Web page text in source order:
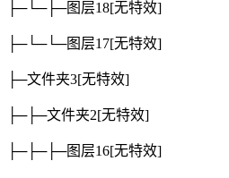
├─└─├─图层18[无特效]
├─└─└─图层17[无特效]
├─文件夹3[无特效]
├─├─文件夹2[无特效]
├─├─├─图层16[无特效]